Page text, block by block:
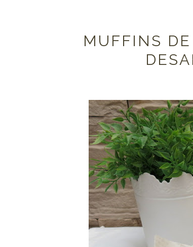
MUFFINS